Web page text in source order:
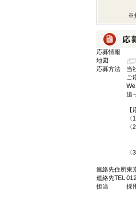
※
応募情報
地図
応募方法
当
ご
追
※
※
連絡先住所東
連絡先TEL
担当
採